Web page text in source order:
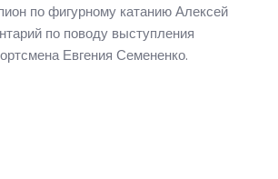
по фигурному катанию Алексей
по поводу выступления
Евгения Семененко.